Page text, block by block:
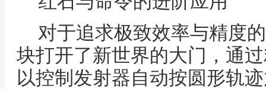
对于追求极致效率与精度
块打开了新世界的大门，通
以控制发射器自动按圆形轨